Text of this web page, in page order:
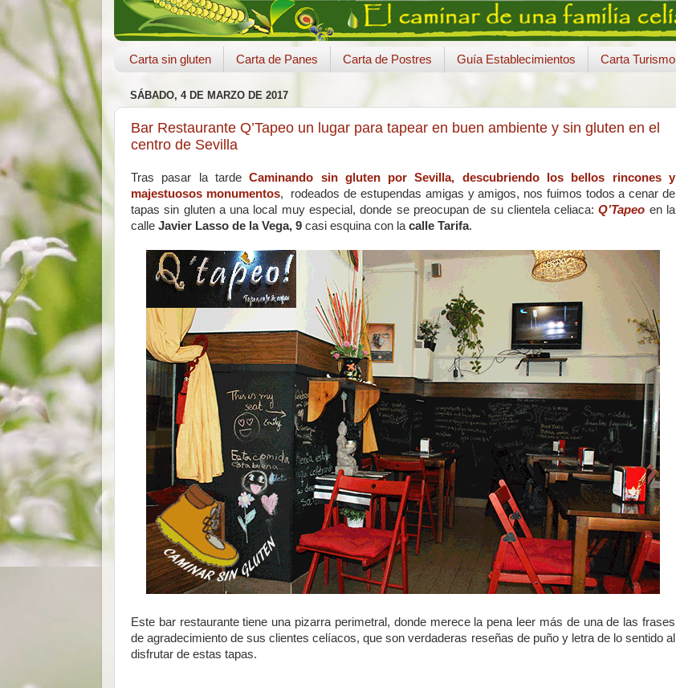
Carta sin gluten Carta de Panes Carta de Postres Guía Establecimientos Carta Turismo
SÁBADO, 4 DE MARZO DE 2017
Bar Restaurante Q’Tapeo un lugar para tapear en buen ambiente y sin gluten en el
centro de Sevilla
Tras pasar la tardeCaminando sin gluten por Sevilla, descubriendo los bellos rincones y
majestuosos monumentos, rodeados de estupendas amigas y amigos, nos fuimos todos a cenar de
tapas sin gluten a una local muy especial, donde se preocupan de su clientela celiaca:Q’Tapeo en la
calle Javier Lasso de la Vega, 9 casi esquina con la calle Tarifa.
Este bar restaurante tiene una pizarra perimetral, donde merece la pena leer más de una de las frases
de agradecimiento de sus clientes celíacos, que son verdaderas reseñas de puño y letra de lo sentido al
disfrutar de estas tapas.